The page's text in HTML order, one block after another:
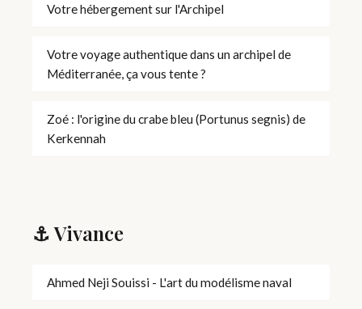
Votre hébergement sur l'Archipel
Votre voyage authentique dans un archipel de
Méditerranée, ça vous tente ?
Zoé : l'origine du crabe bleu (Portunus segnis) de
Kerkennah
⚓ Vivance
Ahmed Neji Souissi - L'art du modélisme naval